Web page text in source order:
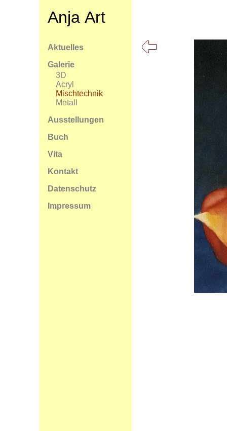
Anja Art
Aktuelles
Galerie
3D
Acryl
Mischtechnik
Metall
Ausstellungen
Buch
Vita
Kontakt
Datenschutz
Impressum